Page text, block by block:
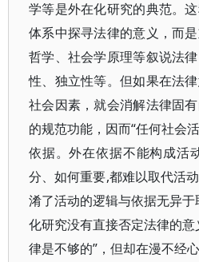
学等是外在化研究的典范。
体系中探寻法律的意义，而是
哲学、社会学原理等叙说法
性、独立性等。但如果在法
社会因素，就会消解法律固
的规范功能，因而“任何社会
依据。外在依据不能构成活
分、如何重要,都难以取代活
淆了活动的逻辑与依据无异
化研究没有直接否定法律的
律是不够的”，但却在漫不经